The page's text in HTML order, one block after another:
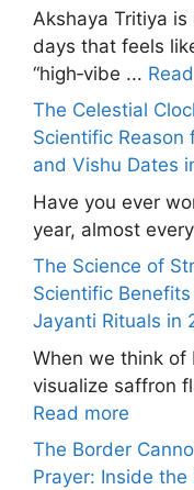
Akshaya Tritiya
days that feels
“high‑vibe ...
The Celestial
Scientific Reason
and Vishu Dates
Have you ever
year, almost
The Science of
Scientific
Jayanti Rituals in
When we think of
visualize saffron
Read more
The Border
Prayer: Inside